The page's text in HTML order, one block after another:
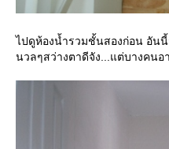
ไปดูห้องน้ำรวมชั้นสองก่อน อัน
นวลๆสว่างตาดีจัง...แต่บางคนอ